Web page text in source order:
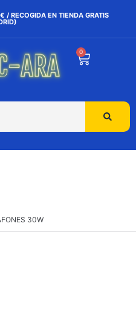
/ RECOGIDA EN TIENDA GRATIS
0
30W